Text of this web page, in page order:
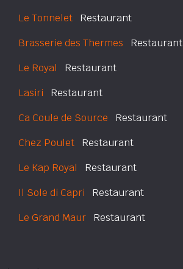
Le Tonnelet Restaurant
Brasserie des Thermes Restaurant
Le Royal Restaurant
Lasiri Restaurant
Ca Coule de Source Restaurant
Chez Poulet Restaurant
Le Kap Royal Restaurant
Il Sole di Capri Restaurant
Le Grand Maur Restaurant